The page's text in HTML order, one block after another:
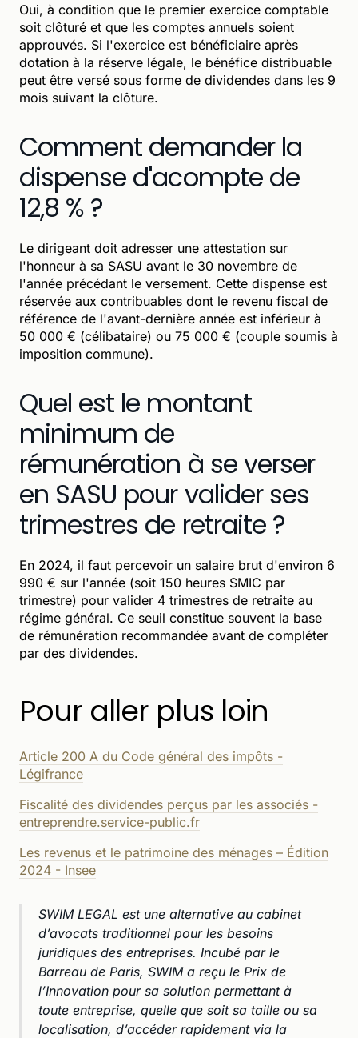
Oui, à condition que le premier exercice comptable
soit clôturé et que les comptes annuels soient
approuvés. Si l'exercice est bénéficiaire après
dotation à la réserve légale, le bénéfice distribuable
peut être versé sous forme de dividendes dans les 9
mois suivant la clôture.
Comment demander la
dispense d'acompte de
12,8 % ?
Le dirigeant doit adresser une attestation sur
l'honneur à sa SASU avant le 30 novembre de
l'année précédant le versement. Cette dispense est
réservée aux contribuables dont le revenu fiscal de
référence de l'avant-dernière année est inférieur à
50 000 € (célibataire) ou 75 000 € (couple soumis à
imposition commune).
Quel est le montant
minimum de
rémunération à se verser
en SASU pour valider ses
trimestres de retraite ?
En 2024, il faut percevoir un salaire brut d'environ 6
990 € sur l'année (soit 150 heures SMIC par
trimestre) pour valider 4 trimestres de retraite au
régime général. Ce seuil constitue souvent la base
de rémunération recommandée avant de compléter
par des dividendes.
Pour aller plus loin
Article 200 A du Code général des impôts -
Légifrance
Fiscalité des dividendes perçus par les associés -
entreprendre.service-public.fr
Les revenus et le patrimoine des ménages – Édition
2024 - Insee
SWIM LEGAL est une alternative au cabinet
d’avocats traditionnel pour les besoins
juridiques des entreprises. Incubé par le
Barreau de Paris, SWIM a reçu le Prix de
l’Innovation pour sa solution permettant à
toute entreprise, quelle que soit sa taille ou sa
localisation, d’accéder rapidement via la